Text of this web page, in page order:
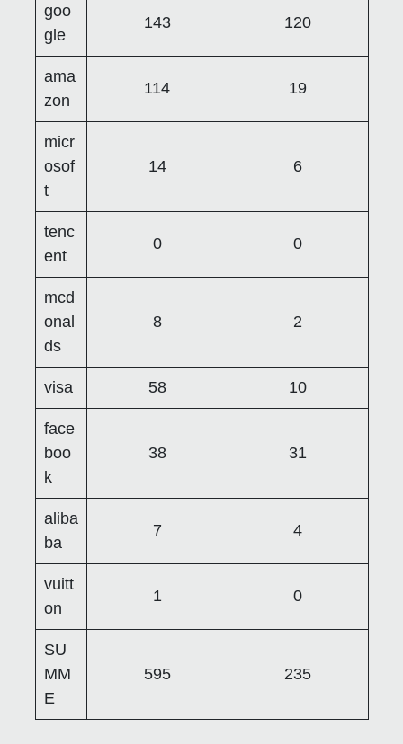
goo
gle
143 120
ama
zon
114 19
micr
osof
t
14 6
tenc
ent
0 0
mcd
onal
ds
8 2
visa 58 10
face
boo
k
38 31
aliba
ba
7 4
vuitt
on
1 0
SU
MM
E
595 235